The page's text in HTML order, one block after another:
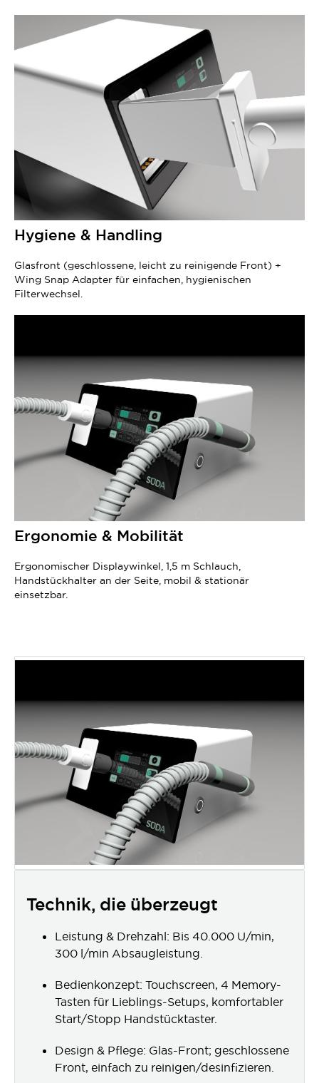
Hygiene & Handling
Glasfront (geschlossene, leicht zu reinigende Front) +
Wing Snap Adapter für einfachen, hygienischen
Filterwechsel.
Ergonomie & Mobilität
Ergonomischer Displaywinkel, 1,5 m Schlauch,
Handstückhalter an der Seite, mobil & stationär
einsetzbar.
Technik, die überzeugt
Leistung & Drehzahl: Bis 40.000 U/min,
300 l/min Absaugleistung.
Bedienkonzept: Touchscreen, 4 Memory-
Tasten für Lieblings-Setups, komfortabler
Start/Stopp Handstücktaster.
Design & Pflege: Glas-Front; geschlossene
Front, einfach zu reinigen/desinfizieren.